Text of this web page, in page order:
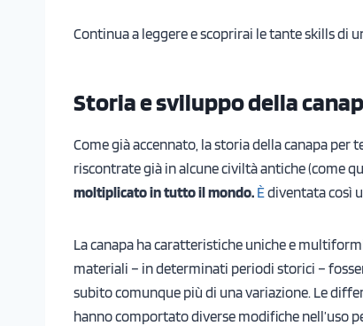
Continua a leggere e scoprirai le tante skills
Storia e sviluppo della
Come già accennato, la storia della canapa per
riscontrate già in alcune civiltà antiche (come
moltiplicato in tutto il mondo. Èdiventata così
La canapa ha caratteristiche uniche e
materiali – in determinati periodi storici –
subito comunque più di una variazione. Le
hanno comportato diverse modifiche nell’uso